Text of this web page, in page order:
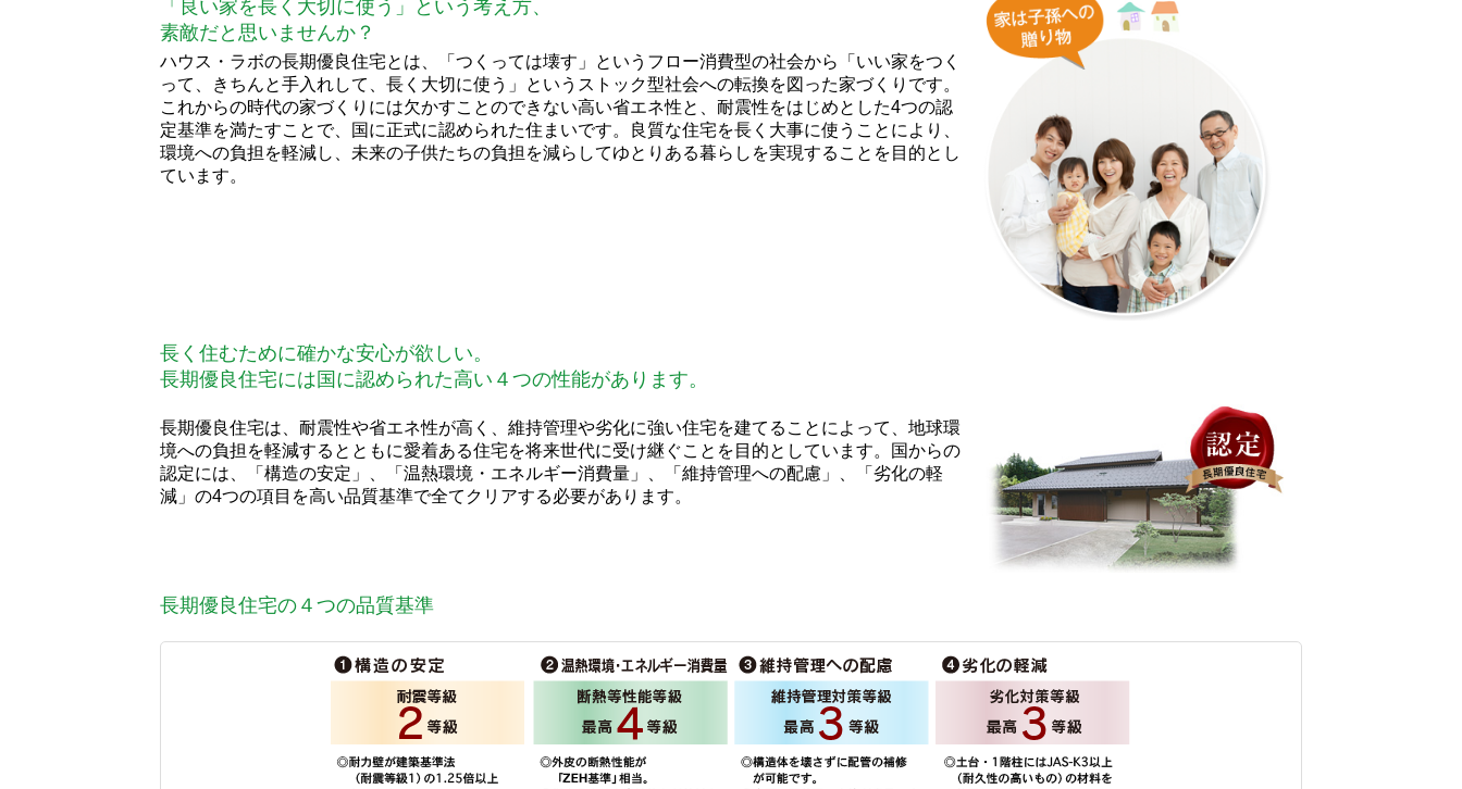
「良い家を長く大切に使う」という考え方、
素敵だと思いませんか？
ハウス・ラボの長期優良住宅とは、「つくっては壊す」というフロー消費型の社会から「いい家をつく
って、きちんと手入れして、長く大切に使う」というストック型社会への転換を図った家づくりです。
これからの時代の家づくりには欠かすことのできない高い省エネ性と、耐震性をはじめとした4つの認
定基準を満たすことで、国に正式に認められた住まいです。良質な住宅を長く大事に使うことにより、
環境への負担を軽減し、未来の子供たちの負担を減らしてゆとりある暮らしを実現することを目的とし
ています。
長く住むために確かな安心が欲しい。
長期優良住宅には国に認められた高い４つの性能があります。
長期優良住宅は、耐震性や省エネ性が高く、維持管理や劣化に強い住宅を建てることによって、地球環
境への負担を軽減するとともに愛着ある住宅を将来世代に受け継ぐことを目的としています。国からの
認定には、「構造の安定」、「温熱環境・エネルギー消費量」、「維持管理への配慮」、「劣化の軽
減」の4つの項目を高い品質基準で全てクリアする必要があります。
長期優良住宅の４つの品質基準